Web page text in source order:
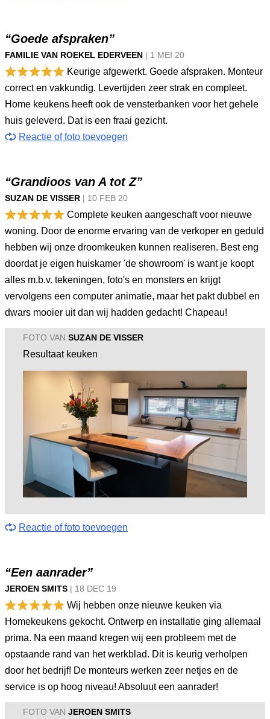
“Goede afspraken”
FAMILIE VAN ROEKEL EDERVEEN | 1 MEI 20
Keurige afgewerkt. Goede afspraken. Monteur
correct en vakkundig. Levertijden zeer strak en compleet.
Home keukens heeft ook de vensterbanken voor het gehele
huis geleverd. Dat is een fraai gezicht.
Reactie of foto toevoegen
“Grandioos van A tot Z”
SUZAN DE VISSER | 10 FEB 20
Complete keuken aangeschaft voor nieuwe
woning. Door de enorme ervaring van de verkoper en geduld
hebben wij onze droomkeuken kunnen realiseren. Best eng
doordat je eigen huiskamer 'de showroom' is want je koopt
alles m.b.v. tekeningen, foto's en monsters en krijgt
vervolgens een computer animatie, maar het pakt dubbel en
dwars mooier uit dan wij hadden gedacht! Chapeau!
FOTO VAN SUZAN DE VISSER
Resultaat keuken
Reactie of foto toevoegen
“Een aanrader”
JEROEN SMITS | 18 DEC 19
Wij hebben onze nieuwe keuken via
Homekeukens gekocht. Ontwerp en installatie ging allemaal
prima. Na een maand kregen wij een probleem met de
opstaande rand van het werkblad. Dit is keurig verholpen
door het bedrijf! De monteurs werken zeer netjes en de
service is op hoog niveau! Absoluut een aanrader!
FOTO VAN JEROEN SMITS